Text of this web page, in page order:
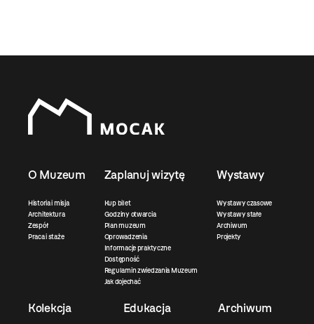
O Muzeum
Historia i misja
Architektura
Zespół
Praca i staże
Zaplanuj wizytę
Kup bilet
Godziny otwarcia
Plan muzeum
Oprowadzenia
Informacje praktyczne
Dostępność
Regulamin zwiedzania Muzeum
Jak dojechać
Wystawy
Wystawy czasowe
Wystawy stałe
Archiwum
Projekty
Kolekcja Edukacja Archiwum